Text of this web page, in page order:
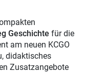
Geschichte für die
am neuen KCGO
didaktisches
Zusatzangebote